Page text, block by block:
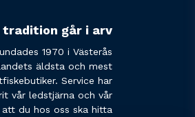
tradition går i arv
1970 i Västerås
äldsta och mest
Service har
vår ledstjärna och vår
du hos oss ska hitta